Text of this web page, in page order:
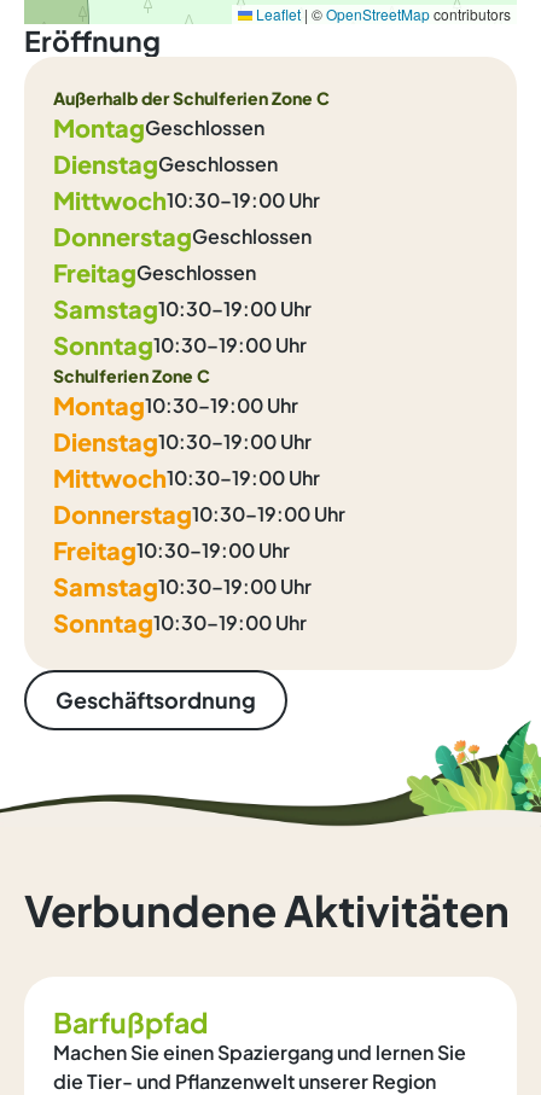
Leaflet | ©OpenStreetMapcontributors
Eröffnung
Außerhalb der Schulferien Zone C
MontagGeschlossen
DienstagGeschlossen
Mittwoch10:30–19:00 Uhr
DonnerstagGeschlossen
FreitagGeschlossen
Samstag10:30–19:00 Uhr
Sonntag10:30–19:00 Uhr
Schulferien Zone C
Montag10:30–19:00 Uhr
Dienstag10:30–19:00 Uhr
Mittwoch10:30–19:00 Uhr
Donnerstag10:30–19:00 Uhr
Freitag10:30–19:00 Uhr
Samstag10:30–19:00 Uhr
Sonntag10:30–19:00 Uhr
Geschäftsordnung
Verbundene Aktivitäten
Barfußpfad
Machen Sie einen Spaziergang und lernen Sie
die Tier- und Pflanzenwelt unserer Region